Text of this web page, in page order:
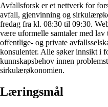
Avfallsforsk er et nettverk for
avfall, gjenvinning og
fredag fra kl. 08:30 til 09:30.
være uformelle samtaler med
offentlige- og private
konsulenter. Alle søker innsikt i
kunnskapsbehov innen
sirkulærøkonomien.
Læringsmål